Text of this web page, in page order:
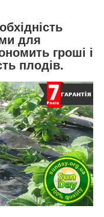
для
гроші і
плодів.